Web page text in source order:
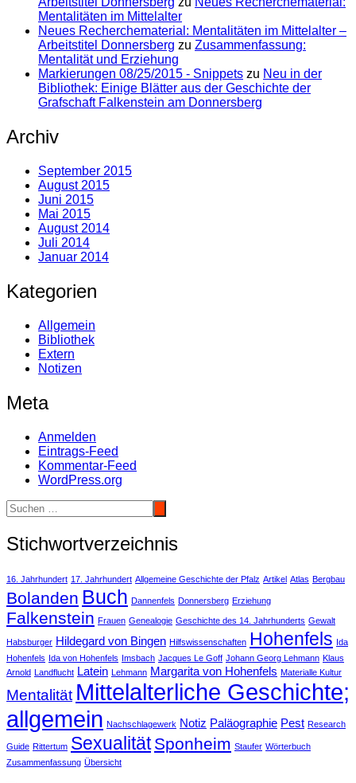
Mentalitäten im Mittelalter
Neues Recherchematerial: Mentalitäten im Mittelalter –
Arbeitstitel Donnersberg zu Zusammenfassung:
Mentalität und Erziehung
Markierungen 08/25/2015 - Snippets zu Neu in der
Bibliothek: Einige Blätter aus der Geschichte der
Grafschaft Falkenstein am Donnersberg
Archiv
September 2015
August 2015
Juni 2015
Mai 2015
August 2014
Juli 2014
Januar 2014
Kategorien
Allgemein
Bibliothek
Extern
Notizen
Meta
Anmelden
Eintrags-Feed
Kommentar-Feed
WordPress.org
Stichwortverzeichnis
16. Jahrhundert 17. Jahrhundert Allgemeine Geschichte der Pfalz Artikel Atlas Bergbau
Bolanden Buch Dannenfels Donnersberg Erziehung
Falkenstein Frauen Genealogie Geschichte des 14. Jahrhunderts Gewalt
Habsburger Hildegard von Bingen Hilfswissenschaften Hohenfels Ida
Hohenfels Ida von Hohenfels Imsbach Jacques Le Goff Johann Georg Lehmann Klaus
Arnold Landflucht Latein Lehmann Margarita von Hohenfels Materialle Kultur
Mentalität Mittelalterliche Geschichte;
allgemein Nachschlagewerk Notiz Paläographie Pest Research
Guide Rittertum Sexualität Sponheim Staufer Wörterbuch
Zusammenfassung Übersicht